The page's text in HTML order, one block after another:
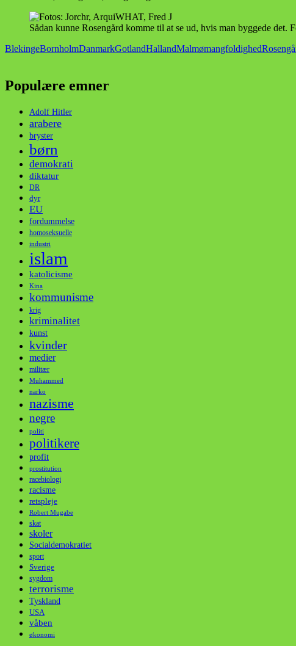
Sådan kunne Rosengård komme til at se ud, hvis man byggede det.
BlekingeBornholmDanmarkGotlandHallandMalmømangfoldighed
Populære emner
Adolf Hitler
arabere
bryster
børn
demokrati
diktatur
DR
dyr
EU
fordummelse
homoseksuelle
industri
islam
katolicisme
Kina
kommunisme
krig
kriminalitet
kunst
kvinder
medier
militær
Muhammed
narko
nazisme
negre
politi
politikere
profit
prostitution
racebiologi
racisme
retspleje
Robert Mugabe
skat
skoler
Socialdemokratiet
sport
Sverige
sygdom
terrorisme
Tyskland
USA
våben
økonomi